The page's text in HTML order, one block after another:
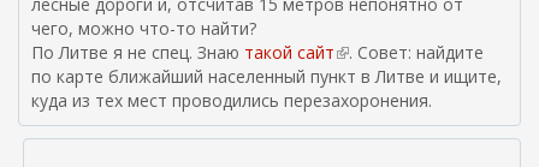
чего, можно что-то найти?
По Литве я не спец. Знаю такой сайт(
в
н
е
. Совет: найдите
по карте ближайший населенный пункт в Литве и ищите,
куда из тех мест проводились перезахоронения.